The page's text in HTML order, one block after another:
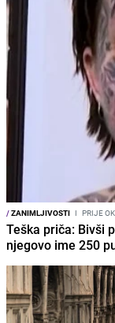
/ZANIMLJIVOSTI I PRIJE
Teška priča: Bivši
njegovo ime 250